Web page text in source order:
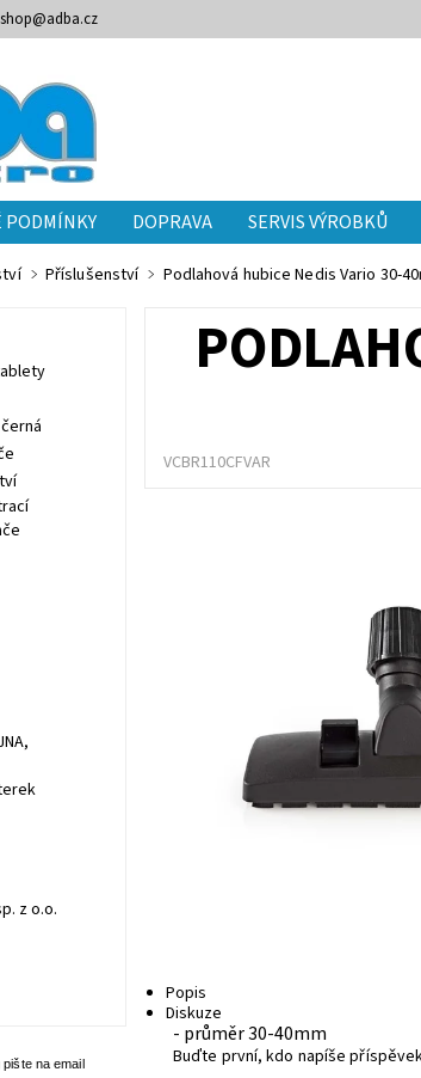
shop@adba.cz
PODMÍNKY DOPRAVA SERVIS VÝROBKŮ
Příslušenství Podlahová hubice Nedis Vario 30-
VCBR110CFVAR
Popis
Diskuze
- průměr 30-40mm
Buďte první, kdo napíše
z o.o.
na email